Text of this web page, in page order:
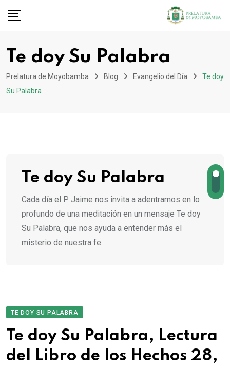
Te doy Su Palabra
Prelatura de Moyobamba Blog Evangelio del Día
Te doy
Su Palabra
Te doy Su Palabra
Cada día el P. Jaime nos invita a adentrarnos en lo
profundo de una meditación en un mensaje Te doy
Su Palabra, que nos ayuda a entender más el
misterio de nuestra fe.
TE DOY SU PALABRA
Te doy Su Palabra, Lectura
del Libro de los Hechos 28,